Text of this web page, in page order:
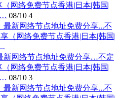
网络免费节点香港|日本|韩国|
08/10 4
新网络节点地址免费分享…不定
网络免费节点香港|日本|韩国|
08/10 3